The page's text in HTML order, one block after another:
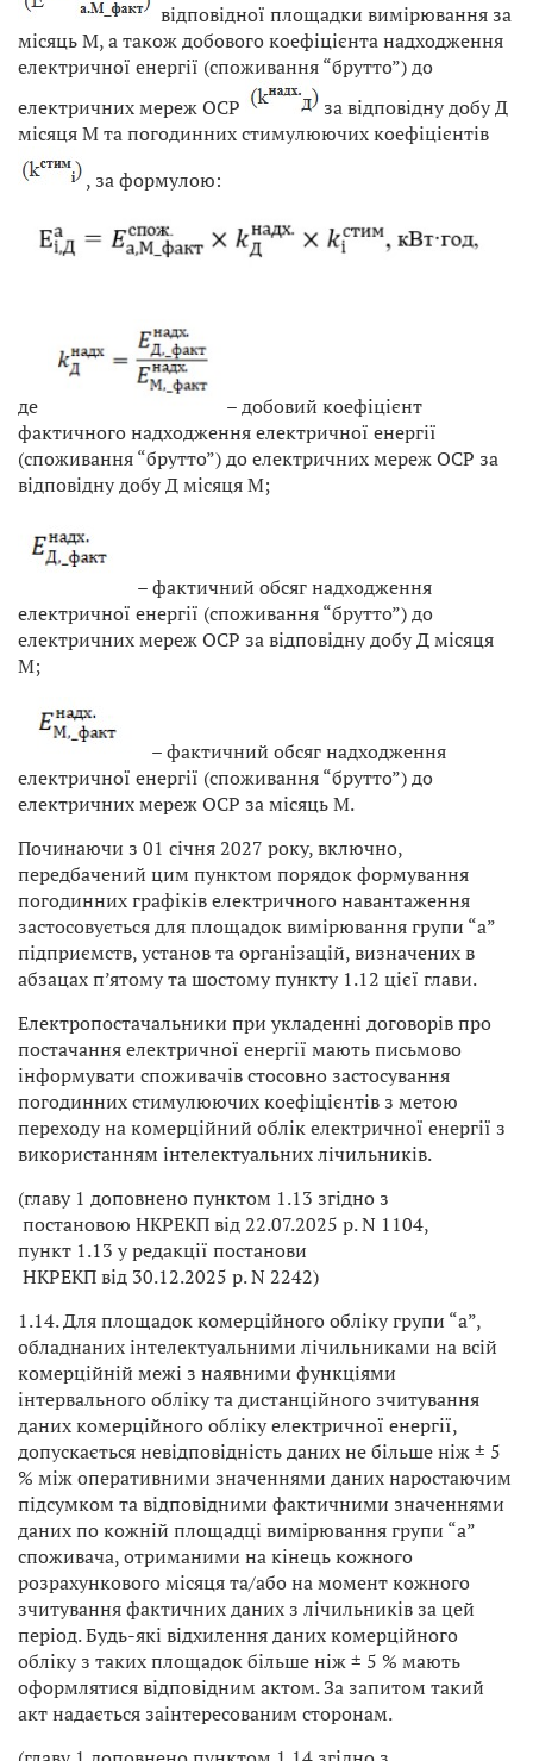
відповідної площадки вимірювання за
місяць М, а також добового коефіцієнта надходження
електричної енергії (споживання “брутто”) до
електричних мереж ОСР
за відповідну добу Д
місяця М та погодинних стимулюючих коефіцієнтів
, за формулою:
де
– добовий коефіцієнт
фактичного надходження електричної енергії
(споживання “брутто”) до електричних мереж ОСР за
відповідну добу Д місяця М;
– фактичний обсяг надходження
електричної енергії (споживання “брутто”) до
електричних мереж ОСР за відповідну добу Д місяця
М;
– фактичний обсяг надходження
електричної енергії (споживання “брутто”) до
електричних мереж ОСР за місяць М.
Починаючи з 01 січня 2027 року, включно,
передбачений цим пунктом порядок формування
погодинних графіків електричного навантаження
застосовується для площадок вимірювання групи “а”
підприємств, установ та організацій, визначених в
абзацах п’ятому та шостому пункту 1.12 цієї глави.
Електропостачальники при укладенні договорів про
постачання електричної енергії мають письмово
інформувати споживачів стосовно застосування
погодинних стимулюючих коефіцієнтів з метою
переходу на комерційний облік електричної енергії з
використанням інтелектуальних лічильників.
(главу 1 доповнено пунктом 1.13 згідно з
постановою НКРЕКП від 22.07.2025 р. N 1104,
пункт 1.13 у редакції постанови
НКРЕКП від 30.12.2025 р. N 2242)
1.14. Для площадок комерційного обліку групи “а”,
обладнаних інтелектуальними лічильниками на всій
комерційній межі з наявними функціями
інтервального обліку та дистанційного зчитування
даних комерційного обліку електричної енергії,
допускається невідповідність даних не більше ніж ± 5
% між оперативними значеннями даних наростаючим
підсумком та відповідними фактичними значеннями
даних по кожній площадці вимірювання групи “а”
споживача, отриманими на кінець кожного
розрахункового місяця та/або на момент кожного
зчитування фактичних даних з лічильників за цей
період. Будь-які відхилення даних комерційного
обліку з таких площадок більше ніж ± 5 % мають
оформлятися відповідним актом. За запитом такий
акт надається заінтересованим сторонам.